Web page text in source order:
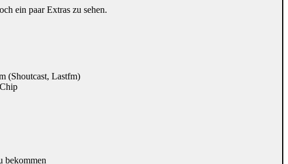
ein paar Extras zu sehen.
(Shoutcast, Lastfm)
bekommen